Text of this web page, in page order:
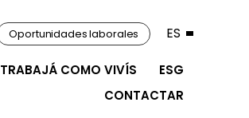
TRABAJÁ COMO VIVÍS
ESG
CONTACTAR
Oportunidades laborales ES